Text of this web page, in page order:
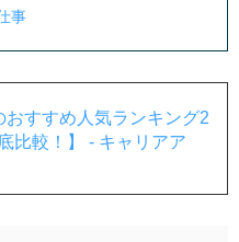
事
すすめ人気ランキング2
比較！】 - キャリアア